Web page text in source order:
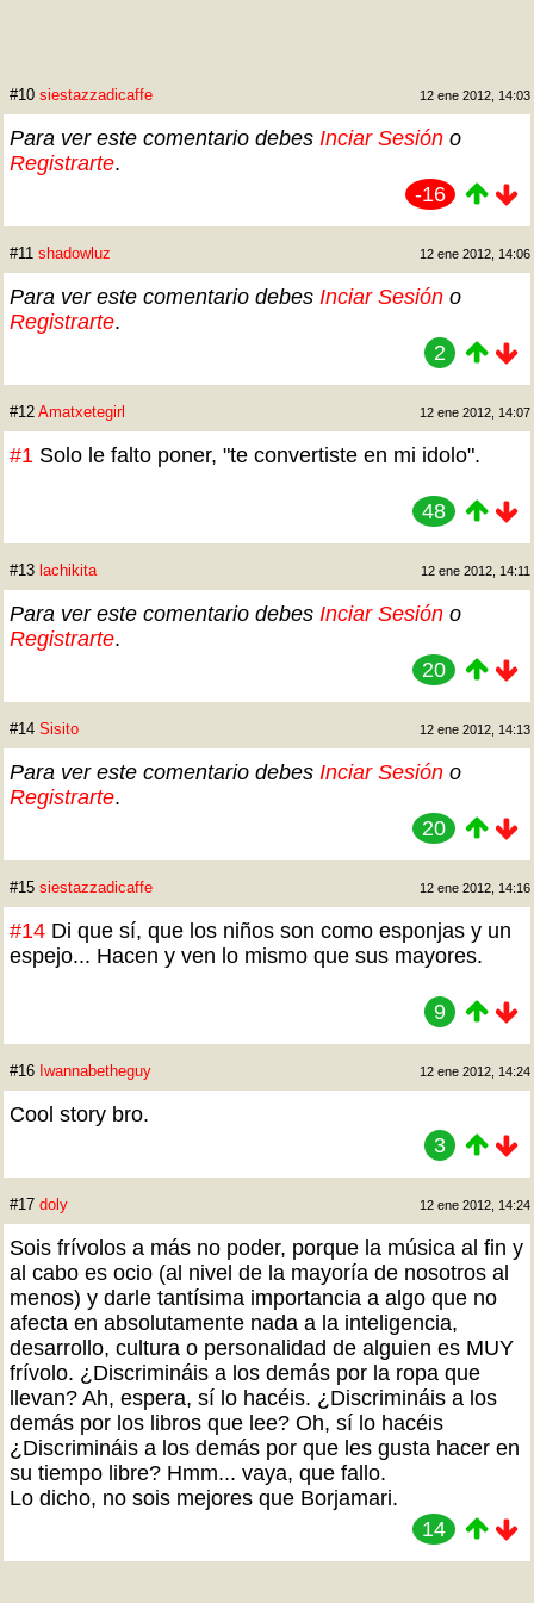
#10 siestazzadicaffe 12 ene 2012, 14:03
Para ver este comentario debes Inciar Sesión o
Registrarte.
-16
#11 shadowluz 12 ene 2012, 14:06
Para ver este comentario debes Inciar Sesión o
Registrarte.
2
#12 Amatxetegirl 12 ene 2012, 14:07
#1 Solo le falto poner, "te convertiste en mi idolo".
48
#13 lachikita 12 ene 2012, 14:11
Para ver este comentario debes Inciar Sesión o
Registrarte.
20
#14 Sisito 12 ene 2012, 14:13
Para ver este comentario debes Inciar Sesión o
Registrarte.
20
#15 siestazzadicaffe 12 ene 2012, 14:16
#14 Di que sí, que los niños son como esponjas y un
espejo... Hacen y ven lo mismo que sus mayores.
9
#16 Iwannabetheguy 12 ene 2012, 14:24
Cool story bro.
3
#17 doly 12 ene 2012, 14:24
Sois frívolos a más no poder, porque la música al fin y
al cabo es ocio (al nivel de la mayoría de nosotros al
menos) y darle tantísima importancia a algo que no
afecta en absolutamente nada a la inteligencia,
desarrollo, cultura o personalidad de alguien es MUY
frívolo. ¿Discrimináis a los demás por la ropa que
llevan? Ah, espera, sí lo hacéis. ¿Discrimináis a los
demás por los libros que lee? Oh, sí lo hacéis
¿Discrimináis a los demás por que les gusta hacer en
su tiempo libre? Hmm... vaya, que fallo.
Lo dicho, no sois mejores que Borjamari.
14